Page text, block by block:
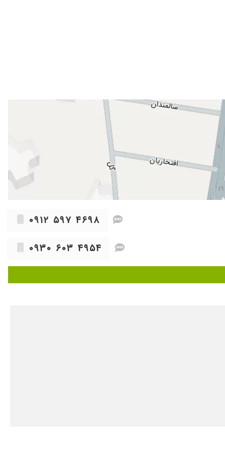
ازشون
مادرم که ٧٨ سالشونه رو بردم خدمت اقای دکتر زارعی واقعا از خدا میخوام بهشون عمر با عزت بدهد تشخیص آنژیو دادند و ١ رگ مادرم باز کردن الان مادرم به راحتی بدون درد قفسه سینه کارای روزمره انجام
۱۴۰۴/۱۱/۰۶
با تجویز دارویی ایشون کاملا رفع شد. خدا خیرشون بده ۱۴۰۴/۱۱/۰۳
۱۴۰۵/۰۵/۰۵
۱۴۰۵/۰۵/۰۷
۱۴۰۴/۱۱/۰۳
۱۴۰۵/۰۳/۱۶
۰۹۱۲ ۵۹۷ ۴۶۹۸
۰۹۳۰ ۶۰۳ ۴۹۵۴